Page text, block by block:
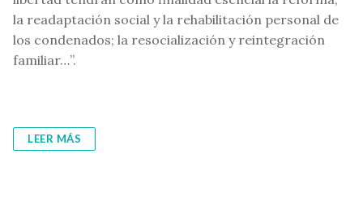
la readaptación social y la rehabilitación personal de
los condenados; la resocialización y reintegración
familiar…”.
LEER MÁS